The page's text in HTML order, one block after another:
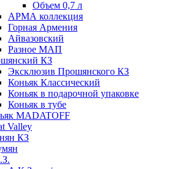
Объем 0,7 л
АРМА коллекция
Горная Армения
Айвазовский
Разное МАП
КЗ
Эксклюзив Прошянского КЗ
Коньяк Классический
Коньяк в подарочной упаковке
Коньяк в тубе
MADATOFF
Valley
КЗ